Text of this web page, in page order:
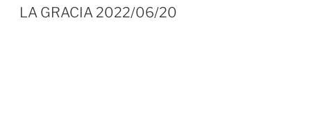
EL
LA GRACIA 2022/06/20